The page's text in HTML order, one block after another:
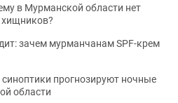
в Мурманской области нет
зачем мурманчанам SPF-крем
синоптики прогнозируют ночные
области